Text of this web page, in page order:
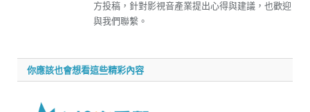
方投稿，針對影視音產業提出心得與建議，也歡迎
與我們聯繫。
你應該也會想看這些精彩內容